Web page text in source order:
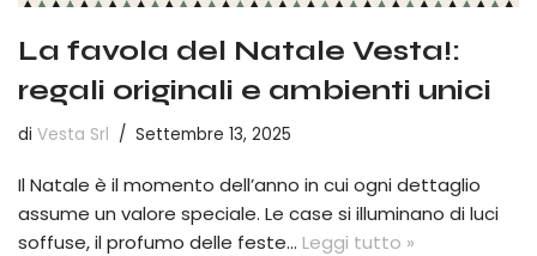
La favola del Natale Vesta!:
regali originali e ambienti unici
di Vesta Srl Settembre 13, 2025
Il Natale è il momento dell’anno in cui ogni dettaglio
assume un valore speciale. Le case si illuminano di luci
soffuse, il profumo delle feste… Leggi tutto »